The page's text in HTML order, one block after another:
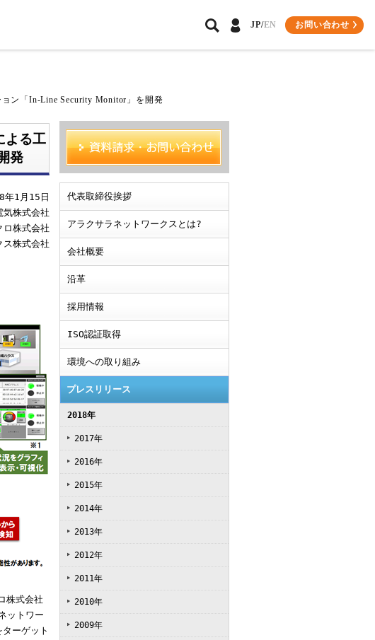
関連記事 インテグレーター会員様
JP/EN お問い合わせ
ン「In-Line Security Monitor」を開発
よる工
発
年1月15日
気株式会社
ロ株式会社
ス株式会社
株式会社
ットワー
ーゲット
代表取締役挨拶
アラクサラネットワークスとは?
会社概要
沿革
採用情報
ISO認証取得
環境への取り組み
プレスリリース
2018年
2017年
2016年
2015年
2014年
2013年
2012年
2011年
2010年
2009年